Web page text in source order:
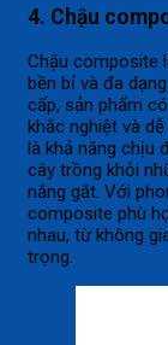
4. Chậu
Chậu composite
bền bỉ và đa
cấp, sản phẩm
khắc nghiệt và
là khả năng chịu
cây trồng khỏi
nắng gắt. Với
composite phù
nhau, từ không
trọng.